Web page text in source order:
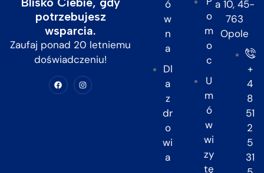
potrzebujesz
wsparcia.
Zaufaj ponad 20 letniemu
doświadczeniu!
ó
w
n
a
Dl
a
z
dr
o
wi
a
o
m
o
c
U
m
ó
w
wi
zy
tę
a 10, 45-
763
Opole
+
4
8
51
2
5
31